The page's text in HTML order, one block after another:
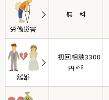
労働災害
無料
離婚
初回相談3300
円 ※6